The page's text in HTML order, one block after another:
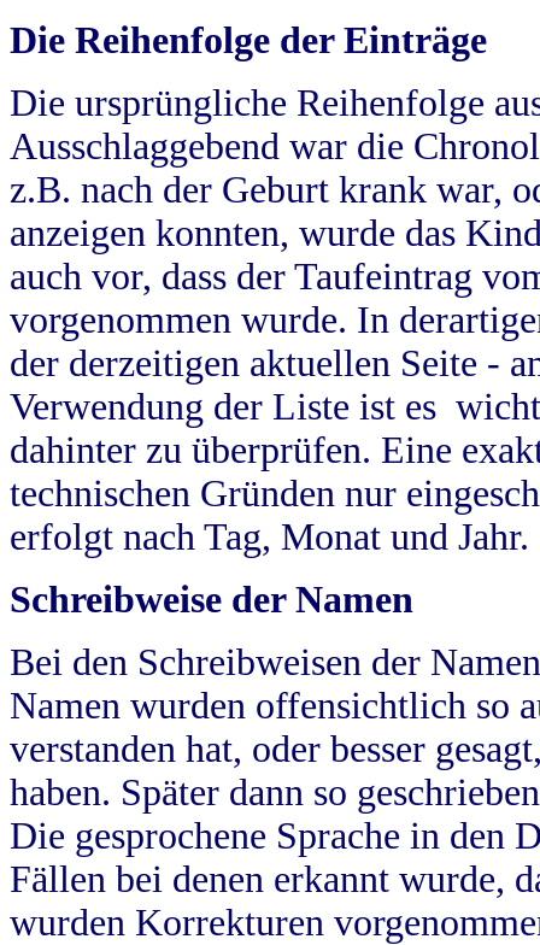
Die Reihenfolge der Einträge
Die ursprüngliche Reihenfolge
Ausschlaggebend war die
z.B. nach der Geburt krank war,
anzeigen konnten, wurde das
auch vor, dass der Taufeintrag
vorgenommen wurde. In
der derzeitigen aktuellen Seite -
Verwendung der Liste ist es
dahinter zu überprüfen. Eine
technischen Gründen nur
erfolgt nach Tag, Monat und Jahr.
Schreibweise der Namen
Bei den Schreibweisen der
Namen wurden offensichtlich so
verstanden hat, oder besser
haben. Später dann so
Die gesprochene Sprache in
Fällen bei denen erkannt wurde,
wurden Korrekturen